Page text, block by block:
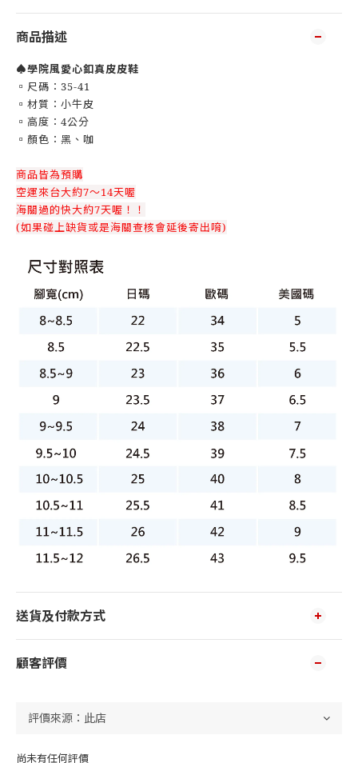
商品描述
♠️學院風愛心釦真皮皮鞋
▫️尺碼：35-41
▫️材質：小牛皮
▫️高度：4公分
▫️顏色：黑、咖
商品皆為預購
空運來台大約7～14天喔
海關過的快大約7天喔！！
(如果碰上缺貨或是海關查核會延後寄出唷)
送貨及付款方式
顧客評價
尚未有任何評價